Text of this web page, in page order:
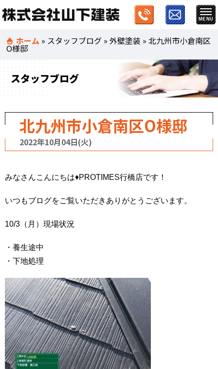
ホーム » スタッフブログ »外壁塗装 »北九州市小倉南区
O様邸
スタッフブログ
北九州市小倉南区O様邸
2022年10月04日(火)
みなさんこんにちは♦PROTIMES行橋店です！
いつもブログをご覧いただきありがとうございます。
10/3（月）現場状況
・養生途中
・下地処理